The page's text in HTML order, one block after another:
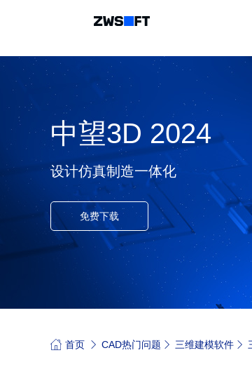
中望3D 2024
设计仿真制造一体化
免费下载
首页 CAD热门问题 三维建模软件